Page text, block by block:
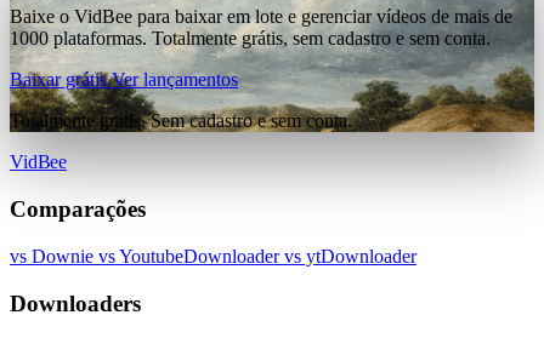
Baixe o VidBee para baixar em lote e gerenciar vídeos de mais de
1000 plataformas. Totalmente grátis, sem cadastro e sem conta.
Baixar grátisVer lançamentos
Totalmente grátis. Sem cadastro e sem conta.
VidBee
Comparações
vs Downie vs YoutubeDownloadervs ytDownloader
Downloaders